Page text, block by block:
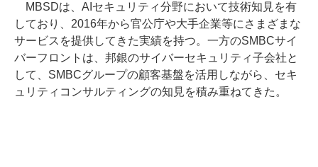
MBSDは、AIセキュリティ分野において技術知見を有
しており、2016年から官公庁や大手企業等にさまざまな
サービスを提供してきた実績を持つ。一方のSMBCサイ
バーフロントは、邦銀のサイバーセキュリティ子会社と
して、SMBCグループの顧客基盤を活用しながら、セキ
ュリティコンサルティングの知見を積み重ねてきた。